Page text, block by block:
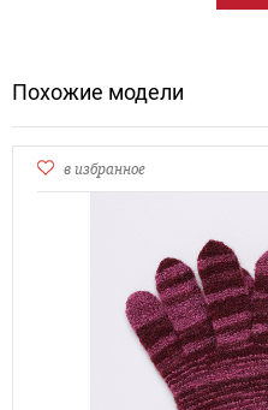
Похожие модели
в избранное